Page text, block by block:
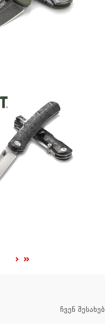
ᲩᲕᲔᲜ ᲨᲔᲡᲐᲮᲔᲑ